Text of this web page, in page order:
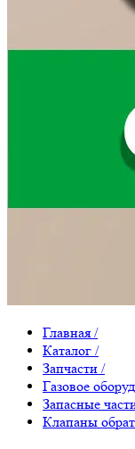
Главная /
Каталог /
Запчасти /
Газовое
Запасные
Клапаны